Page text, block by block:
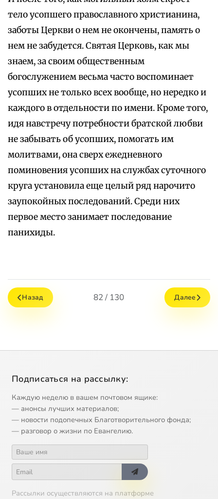
тело усопшего православного христианина,
заботы Церкви о нем не окончены, память о
нем не забудется. Святая Церковь, как мы
знаем, за своим общественным
богослужением весьма часто воспоминает
усопших не только всех вообще, но нередко и
каждого в отдельности по имени. Кроме того,
идя навстречу потребности братской любви
не забывать об усопших, помогать им
молитвами, она сверх ежедневного
поминовения усопших на службах суточного
круга установила еще целый ряд нарочито
заупокойных последований. Среди них
первое место занимает последование
панихиды.
Назад 82 / 130 Далее
Подписаться на рассылку:
Каждую неделю в вашем почтовом ящике:
— анонсы лучших материалов;
— новости подопечных Благотворительного фонда;
— разговор о жизни по Евангелию.
Рассылки осуществляются на платформе